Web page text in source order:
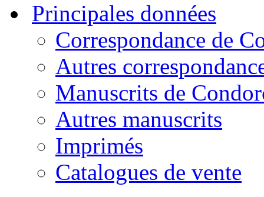
Principales données
Correspondance de
Autres
Manuscrits de
Autres manuscrits
Imprimés
Catalogues de vente